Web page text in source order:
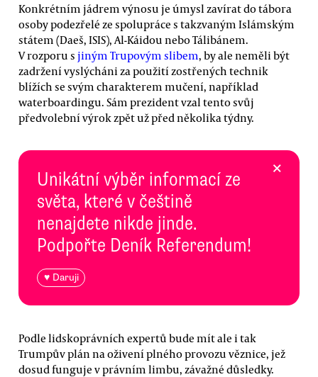
Konkrétním jádrem výnosu je úmysl zavírat do tábora
osoby podezřelé ze spolupráce s takzvaným Islámským
státem (Daeš, ISIS), Al-Káidou nebo Tálibánem.
V rozporu s jiným Trupovým slibem, by ale neměli být
zadržení vyslýcháni za použití zostřených technik
blížích se svým charakterem mučení, například
waterboardingu. Sám prezident vzal tento svůj
předvolební výrok zpět už před několika týdny.
Unikátní výběr informací ze
světa, které v češtině
nenajdete nikde jinde.
Podpořte Deník Referendum!
♥ Daruji
×
Podle lidskoprávních expertů bude mít ale i tak
Trumpův plán na oživení plného provozu věznice, jež
dosud funguje v právním limbu, závažné důsledky.